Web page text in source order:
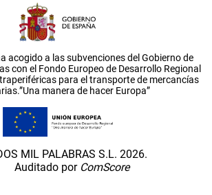
acogido a las subvenciones del Gobierno de
con el Fondo Europeo de Desarrollo Regional
para el transporte de mercancías
manera de hacer Europa”
MIL PALABRAS S.L. 2026.
Auditado por ComScore